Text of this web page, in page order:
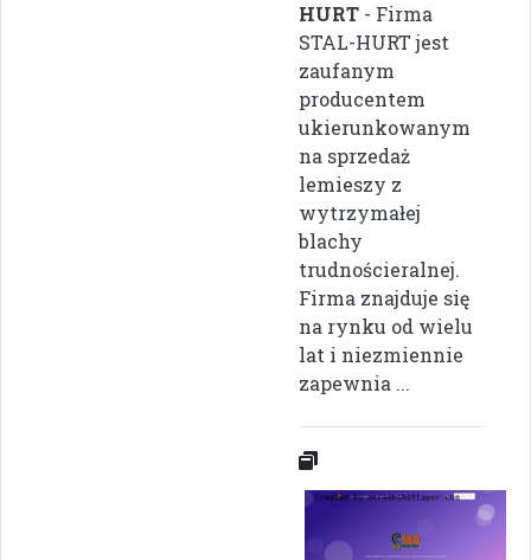
HURT - Firma
STAL-HURT jest
zaufanym
producentem
ukierunkowanym
na sprzedaż
lemieszy z
wytrzymałej
blachy
trudnościeralnej.
Firma znajduje się
na rynku od wielu
lat i niezmiennie
zapewnia ...